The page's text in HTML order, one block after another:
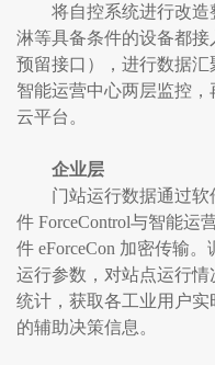
将自控系统进行改
淋等具备条件的设备都
预留接口），进行数据
智能运营中心两层监控
云平台。
企业层
门站运行数据通过软
件 ForceControl与智能运
件 eForceCon 加密传输
运行参数，对站点运行
统计，获取各工业用户
的辅助决策信息。